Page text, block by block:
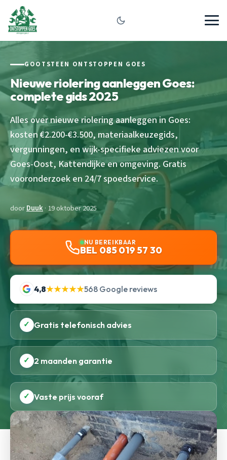
GOOTSTEEN ONTSTOPPEN GOES
Nieuwe riolering aanleggen Goes:
complete gids 2025
Alles over nieuwe riolering aanleggen in Goes:
kosten €2.200-€3.500, materiaalkeuzegids,
vergunningen, en wijk-specifieke adviezen voor
Goes-Oost, Kattendijke en omgeving. Gratis
vooronderzoek en 24/7 spoedservice.
doorDuuk· 19 oktober 2025
NU BEREIKBAAR
BEL 085 019 57 30
4,8★★★★★568 Google reviews
✓ Gratis telefonisch advies
✓ 2 maanden garantie
✓ Vaste prijs vooraf